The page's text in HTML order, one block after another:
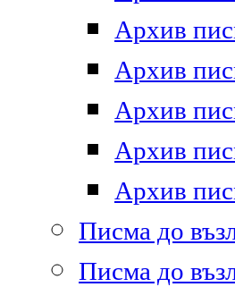
Архив
Архив
Архив
Архив
Архив
Писма до
Писма до